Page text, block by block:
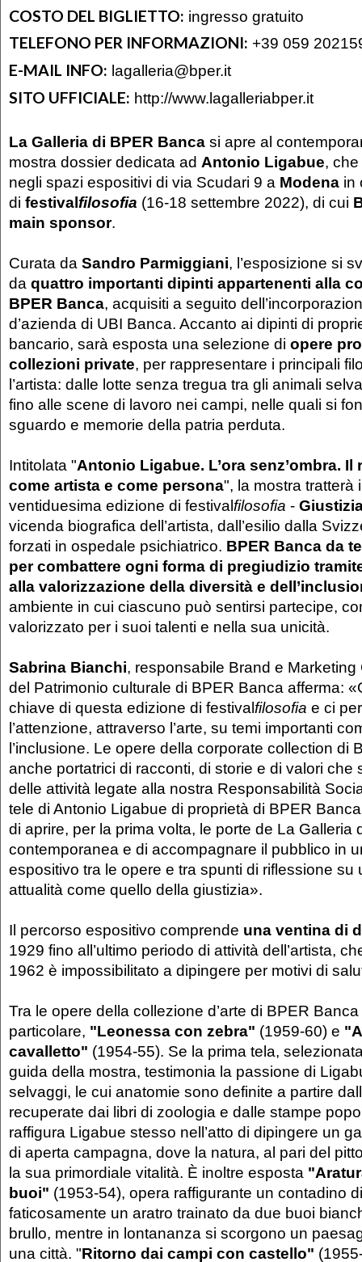
COSTO DEL BIGLIETTO: ingresso gratuito
TELEFONO PER INFORMAZIONI: +39 059
E-MAIL INFO: lagalleria@bper.it
SITO UFFICIALE: http://www.lagalleriabper.it
La Galleria di BPER Banca si apre al
mostra dossier dedicata ad Antonio Ligabue,
negli spazi espositivi di via Scudari 9 a Modena in
di festivalfilosofia (16-18 settembre 2022), di cui
main sponsor.
Curata da Sandro Parmiggiani, l’esposizione si
da quattro importanti dipinti appartenenti alla
BPER Banca, acquisiti a seguito
d’azienda di UBI Banca. Accanto ai dipinti di
bancario, sarà esposta una selezione di opere
collezioni private, per rappresentare i principali
l’artista: dalle lotte senza tregua tra gli animali
fino alle scene di lavoro nei campi, nelle quali si
sguardo e memorie della patria perduta.
Intitolata "Antonio Ligabue. L’ora senz’ombra.
come artista e come persona", la mostra tratterà
ventiduesima edizione di festivalfilosofia -
vicenda biografica dell’artista, dall’esilio dalla
forzati in ospedale psichiatrico. BPER Banca da
per combattere ogni forma di pregiudizio
alla valorizzazione della diversità e
ambiente in cui ciascuno può sentirsi partecipe,
valorizzato per i suoi talenti e nella sua unicità.
Sabrina Bianchi, responsabile Brand e
del Patrimonio culturale di BPER Banca afferma:
chiave di questa edizione di festivalfilosofia e ci
l’attenzione, attraverso l’arte, su temi importanti
l’inclusione. Le opere della corporate collection di
anche portatrici di racconti, di storie e di valori che
delle attività legate alla nostra Responsabilità
tele di Antonio Ligabue di proprietà di BPER
di aprire, per la prima volta, le porte de La Galleria
contemporanea e di accompagnare il pubblico in
espositivo tra le opere e tra spunti di riflessione su
attualità come quello della giustizia».
Il percorso espositivo comprende una ventina di
1929 fino all’ultimo periodo di attività dell’artista,
1962 è impossibilitato a dipingere per motivi di
Tra le opere della collezione d’arte di BPER
particolare, "Leonessa con zebra" (1959-60) e
cavalletto" (1954-55). Se la prima tela,
guida della mostra, testimonia la passione di
selvaggi, le cui anatomie sono definite a partire
recuperate dai libri di zoologia e dalle stampe
raffigura Ligabue stesso nell’atto di dipingere un
di aperta campagna, dove la natura, al pari del
la sua primordiale vitalità. È inoltre esposta
buoi" (1953-54), opera raffigurante un contadino
faticosamente un aratro trainato da due buoi
brullo, mentre in lontananza si scorgono un
una città. "Ritorno dai campi con castello"